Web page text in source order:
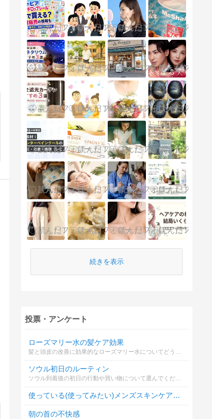
続きを表示
投票・アンケート
ローズマリー水の髪ケア効果
髪と頭皮の改善に効果的なローズマリー水についてどう思いますか？
ソウル初日のルーティン
ソウル到着後の初日の行動や買い物について選んでください
使っている(使ってみたい)メンズスキンケアブランドは？
朝の首の不快感